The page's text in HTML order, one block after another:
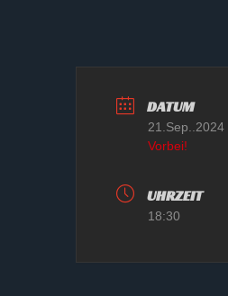
DATUM
21.Sep..2024
Vorbei!
UHRZEIT
18:30